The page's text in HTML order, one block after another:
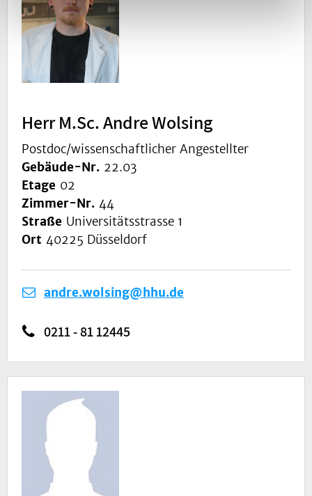
Herr M.Sc. Andre Wolsing
Postdoc/wissenschaftlicher Angestellter
Gebäude-Nr. 22.03
Etage 02
Zimmer-Nr. 44
Straße Universitätsstrasse 1
Ort 40225 Düsseldorf
andre.wolsing@hhu.de
0211 - 81 12445